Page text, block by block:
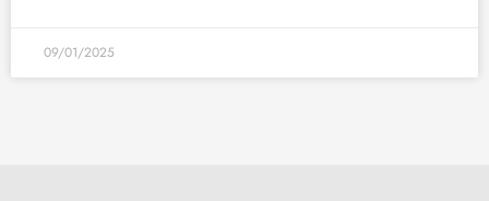
09/01/2025